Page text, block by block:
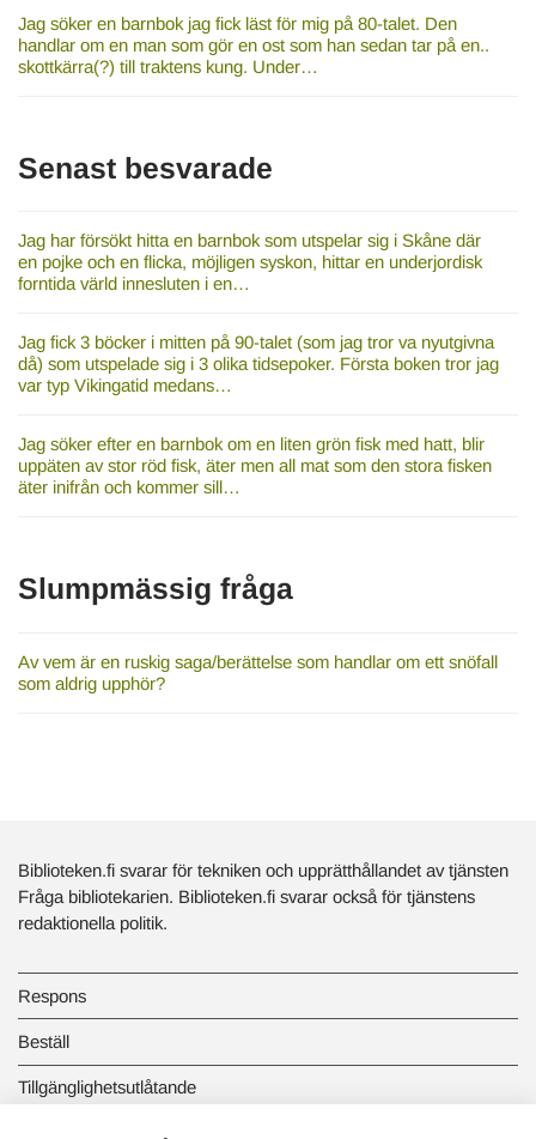
Jag söker en barnbok jag fick läst för mig på 80-talet. Den
handlar om en man som gör en ost som han sedan tar på en..
skottkärra(?) till traktens kung. Under…
Senast besvarade
Jag har försökt hitta en barnbok som utspelar sig i Skåne där
en pojke och en flicka, möjligen syskon, hittar en underjordisk
forntida värld innesluten i en…
Jag fick 3 böcker i mitten på 90-talet (som jag tror va nyutgivna
då) som utspelade sig i 3 olika tidsepoker. Första boken tror jag
var typ Vikingatid medans…
Jag söker efter en barnbok om en liten grön fisk med hatt, blir
uppäten av stor röd fisk, äter men all mat som den stora fisken
äter inifrån och kommer sill…
Slumpmässig fråga
Av vem är en ruskig saga/berättelse som handlar om ett snöfall
som aldrig upphör?
Biblioteken.fi svarar för tekniken och upprätthållandet av tjänsten
Fråga bibliotekarien. Biblioteken.fi svarar också för tjänstens
redaktionella politik.
Respons
Beställ
Tillgänglighetsutlåtande
Dataskydd och registerbeskrivningar